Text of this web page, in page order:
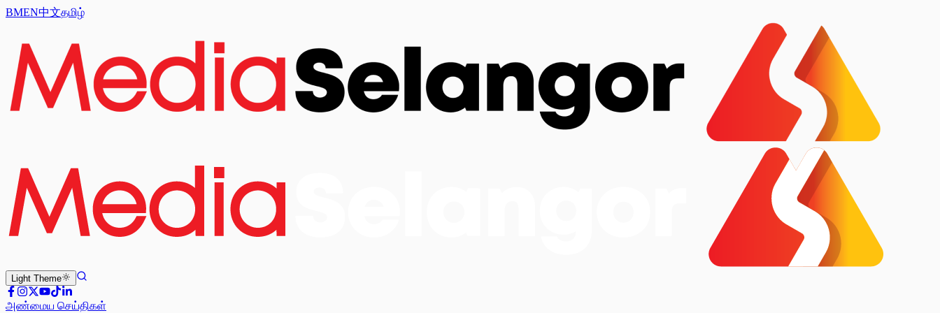
BMEN中文தமிழ்
Light Theme
அண்மைய செய்திகள்